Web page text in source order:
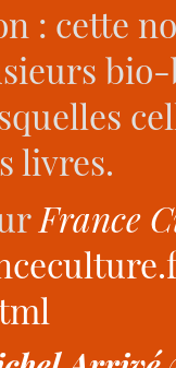
: cette
livres.
France